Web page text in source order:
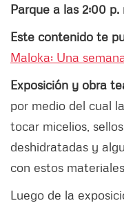
Parque a las 2:00 p.
Este contenido te
Maloka: Una
Exposición y obra
por medio del cual
tocar micelios,
deshidratadas y
con estos
Luego de la